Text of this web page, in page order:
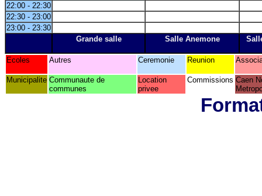
22:00 - 22:30
22:30 - 23:00
23:00 - 23:30
Grande salle
Salle Anemone
Ecoles Autres Ceremonie Reunion
Municipalite Communaute de
communes
Location
privee
Commissions Caen